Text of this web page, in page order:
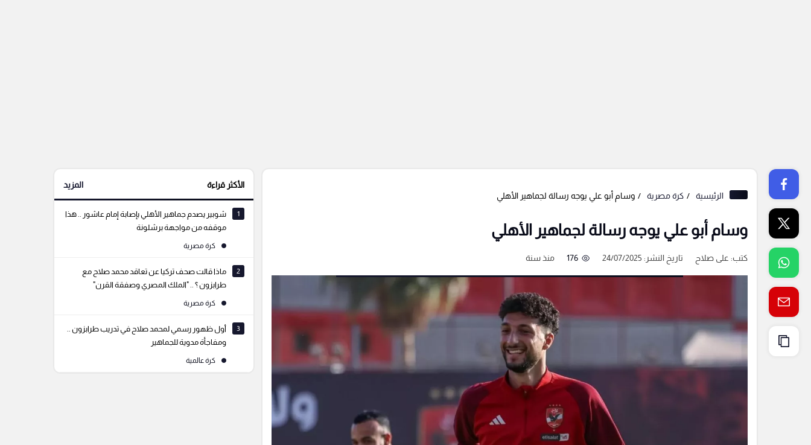
الرئيسية كرة مصرية وسام أبو علي يوجه رسالة لجماهير الأهلي
وسام أبو علي يوجه رسالة لجماهير الأهلي
كتب: على صلاح تاريخ النشر: 24/07/2025 176 منذ سنة
الأكثر قراءة المزيد
1
شوبير يصدم جماهير الأهلي بإصابة إمام عاشور .. هذا
موقفه من مواجهة برشلونة
كرة مصرية
2
ماذا قالت صحف تركيا عن تعاقد محمد صلاح مع
طرابزون ؟ .. "الملك المصري وصفقة القرن"
كرة مصرية
3
أول ظهور رسمي لمحمد صلاح في تدريب طرابزون ..
ومفاجأة مدوية للجماهير
كرة عالمية